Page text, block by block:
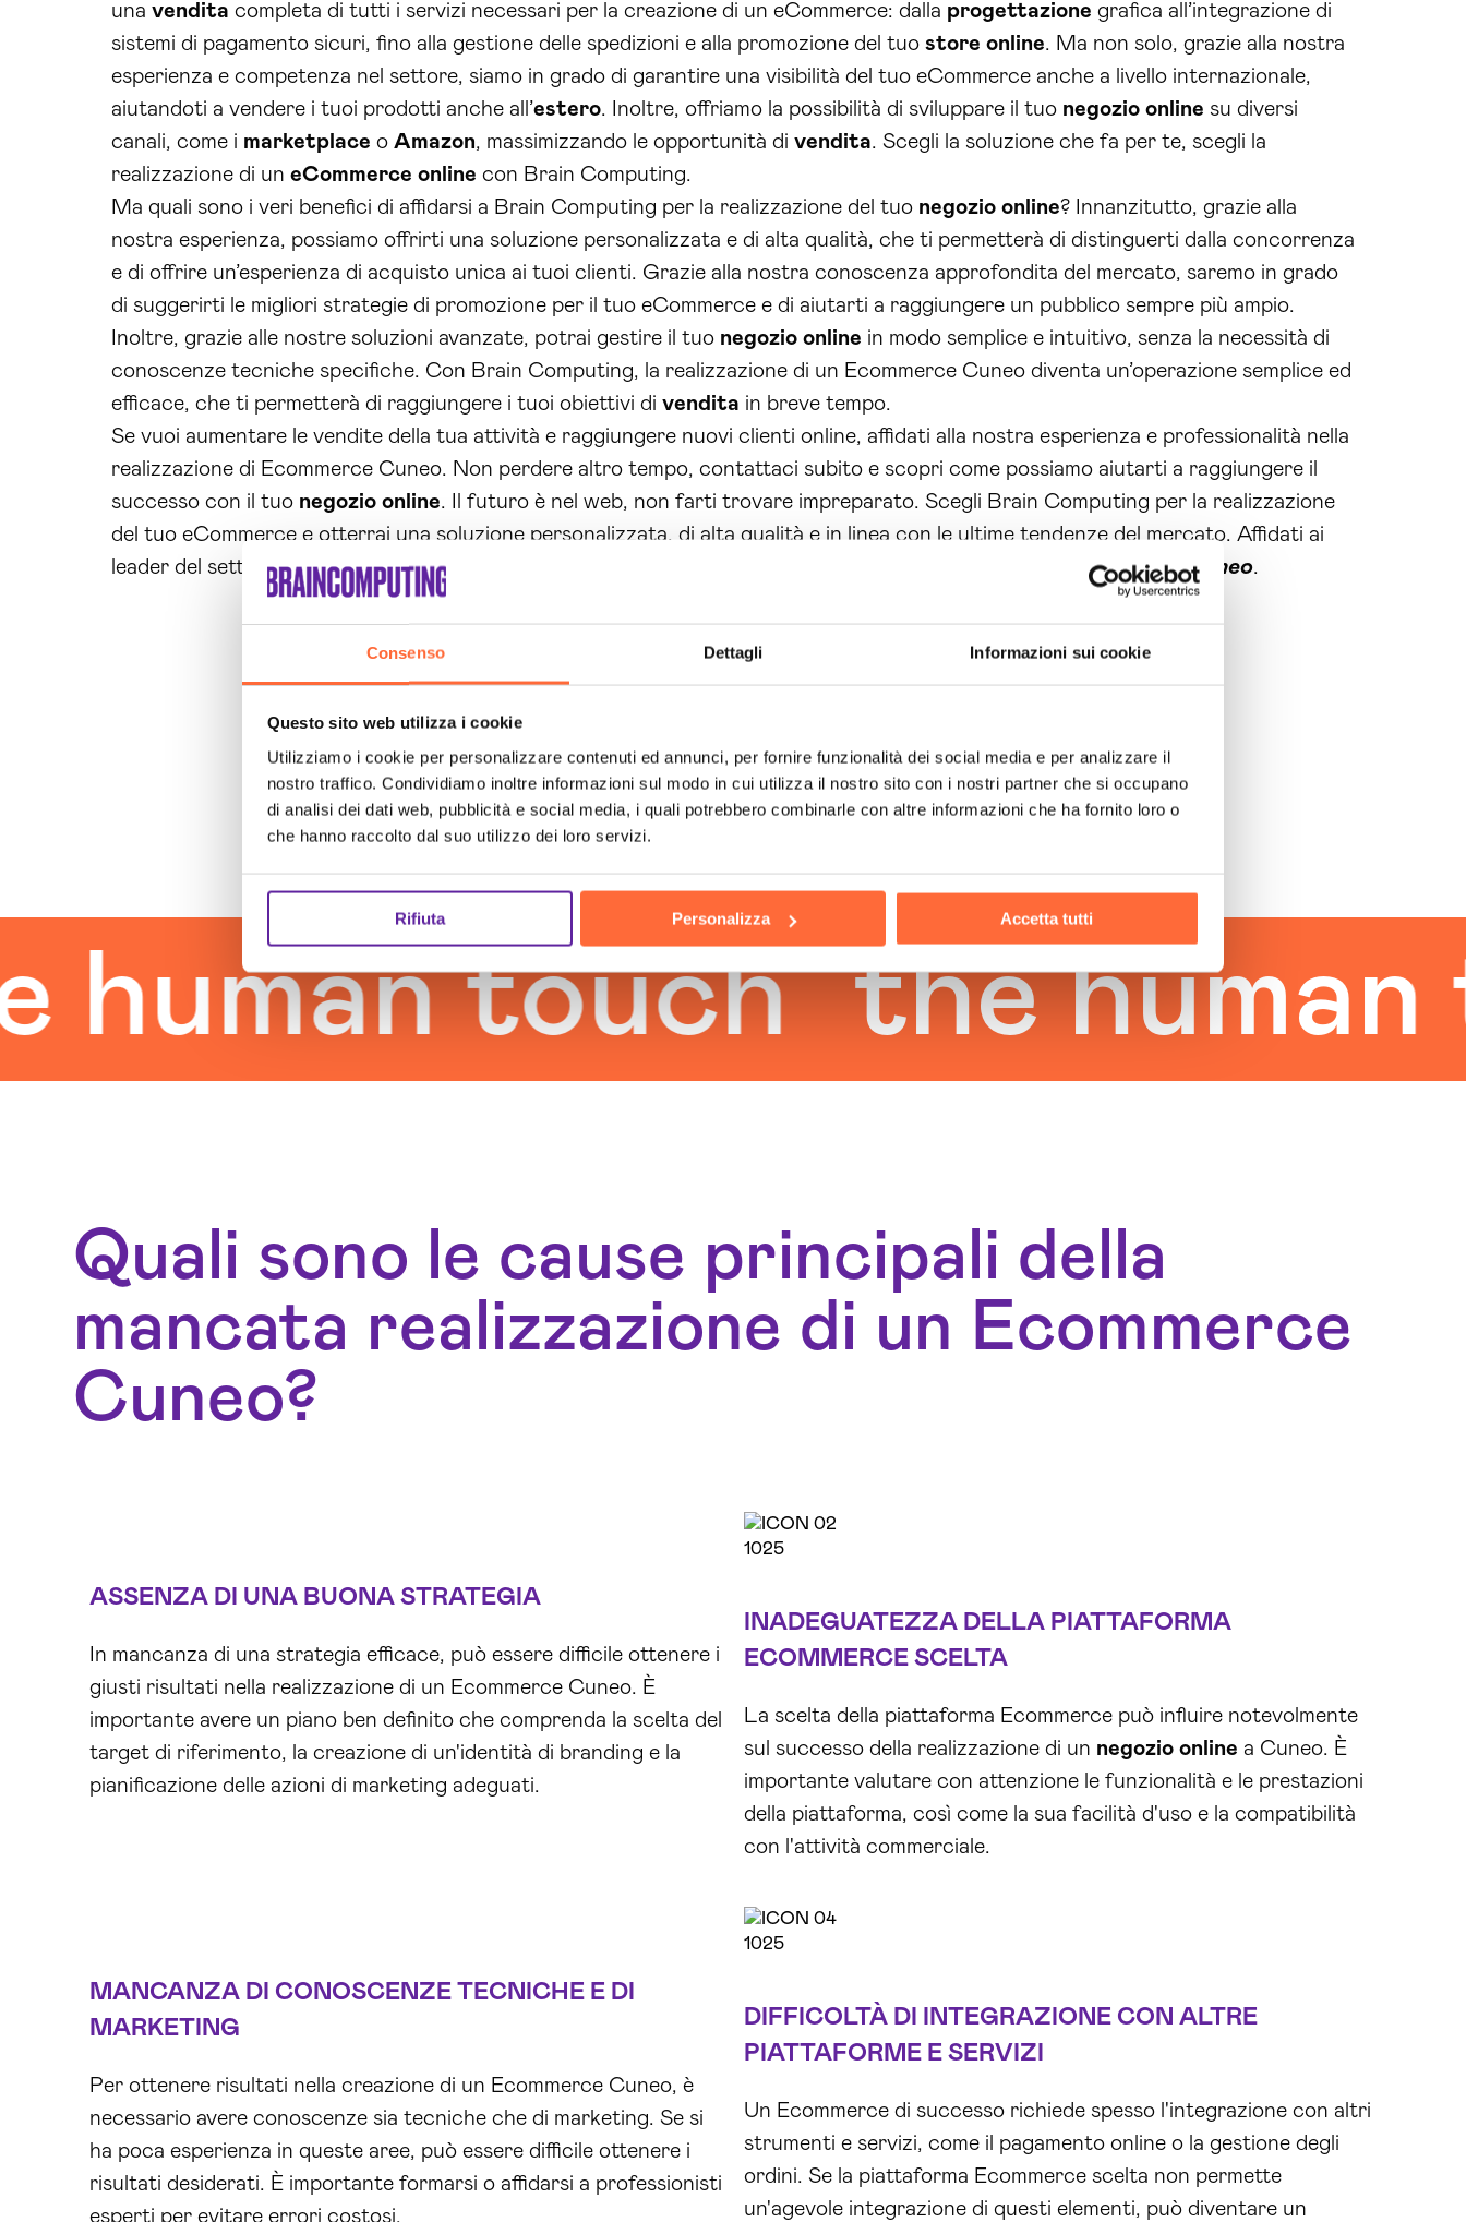
Consenso Dettagli Informazioni sui cookie
Questo sito web utilizza i cookie
Utilizziamo i cookie per personalizzare contenuti ed annunci, per fornire funzionalità dei social media e per analizzare il
nostro traffico. Condividiamo inoltre informazioni sul modo in cui utilizza il nostro sito con i nostri partner che si occupano
di analisi dei dati web, pubblicità e social media, i quali potrebbero combinarle con altre informazioni che ha fornito loro o
che hanno raccolto dal suo utilizzo dei loro servizi.
Rifiuta Personalizza Accetta tutti
una vendita completa di tutti i servizi necessari per la creazione di un eCommerce: dalla progettazione grafica all’integrazione di
sistemi di pagamento sicuri, fino alla gestione delle spedizioni e alla promozione del tuo store online. Ma non solo, grazie alla nostra
esperienza e competenza nel settore, siamo in grado di garantire una visibilità del tuo eCommerce anche a livello internazionale,
aiutandoti a vendere i tuoi prodotti anche all’estero. Inoltre, offriamo la possibilità di sviluppare il tuo negozio online su diversi
canali, come i marketplace o Amazon, massimizzando le opportunità di vendita. Scegli la soluzione che fa per te, scegli la
realizzazione di un eCommerce online con Brain Computing.
Ma quali sono i veri benefici di affidarsi a Brain Computing per la realizzazione del tuo negozio online? Innanzitutto, grazie alla
nostra esperienza, possiamo offrirti una soluzione personalizzata e di alta qualità, che ti permetterà di distinguerti dalla concorrenza
e di offrire un’esperienza di acquisto unica ai tuoi clienti. Grazie alla nostra conoscenza approfondita del mercato, saremo in grado
di suggerirti le migliori strategie di promozione per il tuo eCommerce e di aiutarti a raggiungere un pubblico sempre più ampio.
Inoltre, grazie alle nostre soluzioni avanzate, potrai gestire il tuo negozio online in modo semplice e intuitivo, senza la necessità di
conoscenze tecniche specifiche. Con Brain Computing, la realizzazione di un Ecommerce Cuneo diventa un’operazione semplice ed
efficace, che ti permetterà di raggiungere i tuoi obiettivi di vendita in breve tempo.
Se vuoi aumentare le vendite della tua attività e raggiungere nuovi clienti online, affidati alla nostra esperienza e professionalità nella
realizzazione di Ecommerce Cuneo. Non perdere altro tempo, contattaci subito e scopri come possiamo aiutarti a raggiungere il
successo con il tuo negozio online. Il futuro è nel web, non farti trovare impreparato. Scegli Brain Computing per la realizzazione
del tuo eCommerce e otterrai una soluzione personalizzata, di alta qualità e in linea con le ultime tendenze del mercato. Affidati ai
leader del settore, scegli la qualità e la competenza, scegli Brain Computing per la tua
realizzazione ecommerce Cuneo.
touch the human
Quali sono le cause principali della
mancata realizzazione di un Ecommerce
Cuneo?
ASSENZA DI UNA BUONA STRATEGIA
In mancanza di una strategia efficace, può essere difficile ottenere i
giusti risultati nella realizzazione di un Ecommerce Cuneo. È
importante avere un piano ben definito che comprenda la scelta del
target di riferimento, la creazione di un'identità di branding e la
pianificazione delle azioni di marketing adeguati.
INADEGUATEZZA DELLA PIATTAFORMA
ECOMMERCE SCELTA
La scelta della piattaforma Ecommerce può influire notevolmente
sul successo della realizzazione di un negozio online a Cuneo. È
importante valutare con attenzione le funzionalità e le prestazioni
della piattaforma, così come la sua facilità d'uso e la compatibilità
con l'attività commerciale.
MANCANZA DI CONOSCENZE TECNICHE E DI
MARKETING
Per ottenere risultati nella creazione di un Ecommerce Cuneo, è
necessario avere conoscenze sia tecniche che di marketing. Se si
ha poca esperienza in queste aree, può essere difficile ottenere i
risultati desiderati. È importante formarsi o affidarsi a professionisti
esperti per evitare errori costosi.
DIFFICOLTÀ DI INTEGRAZIONE CON ALTRE
PIATTAFORME E SERVIZI
Un Ecommerce di successo richiede spesso l'integrazione con altri
strumenti e servizi, come il pagamento online o la gestione degli
ordini. Se la piattaforma Ecommerce scelta non permette
un'agevole integrazione di questi elementi, può diventare un